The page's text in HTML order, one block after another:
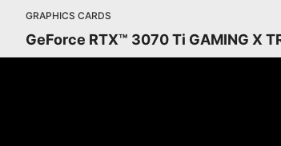
GRAPHICS CARDS
GeForce RTX™ 3070 Ti GAMING X